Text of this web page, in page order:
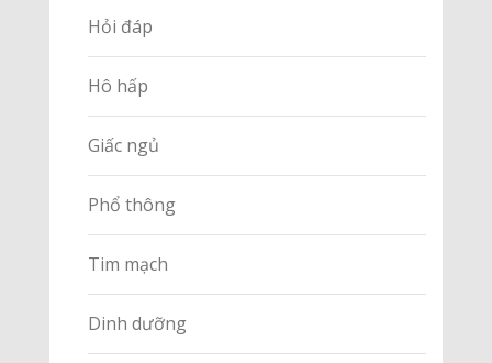
Hỏi đáp
Hô hấp
Giấc ngủ
Phổ thông
Tim mạch
Dinh dưỡng